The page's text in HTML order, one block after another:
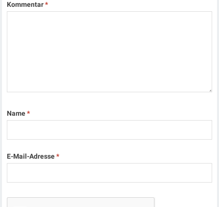
Kommentar*
Name*
E-Mail-Adresse*